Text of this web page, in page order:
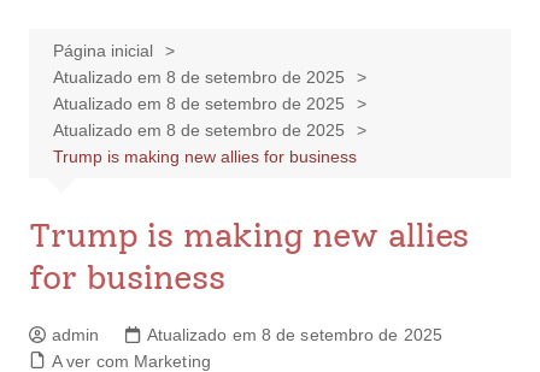
Página inicial
Atualizado em 8 de setembro de 2025
Atualizado em 8 de setembro de 2025
Atualizado em 8 de setembro de 2025
Trump is making new allies for business
Trump is making new allies
for business
admin
Atualizado em 8 de setembro de 2025
A ver com Marketing